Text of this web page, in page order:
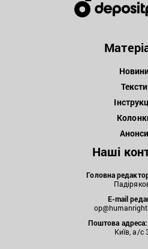
Тексти
Анонси
Наші
Головна
E-mail
Поштова адреса:
Київ, а/с